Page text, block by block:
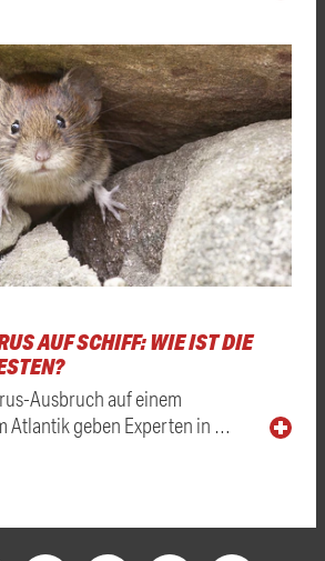
AUF SCHIFF: WIE IST DIE
Ausbruch auf einem
Atlantik geben Experten in …